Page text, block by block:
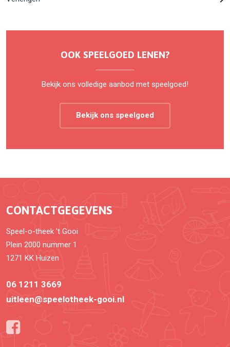
OOK SPEELGOED LENEN?
Bekijk ons volledige aanbod met speelgoed!
Bekijk ons speelgoed
CONTACTGEGEVENS
Speel-o-theek 't Gooi
Plein 2000 nummer 1
1271 KK Huizen
06 1211 3669
uitleen@speelotheek-gooi.nl